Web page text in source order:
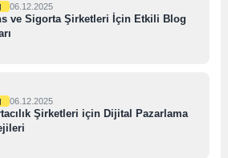
06.12.2025
ve Sigorta Şirketleri İçin Etkili Blog
06.12.2025
Şirketleri için Dijital Pazarlama